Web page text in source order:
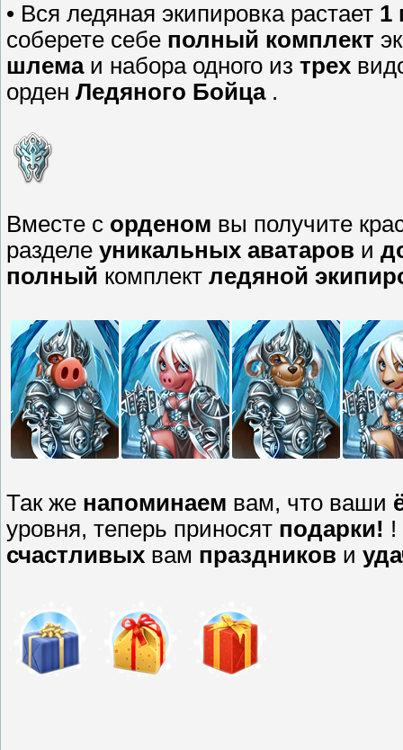
• Вся ледяная экипировка растает 1
соберете себе полный комплект
шлемаи набора одного из трех
орден Ледяного Бойца.
Вместе с орденом вы получите
разделе уникальных аватаров и
полный комплект ледяной
Так же напоминаем вам, что ваши
уровня, теперь приносят подарки!
счастливых вам праздников и